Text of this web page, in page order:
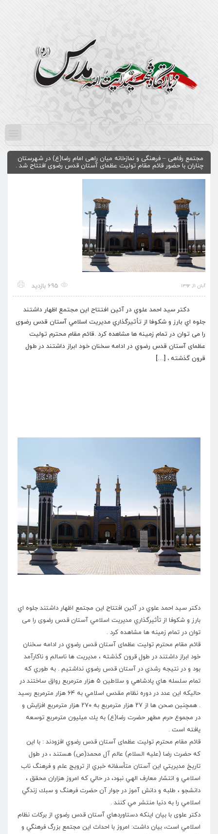
مجتمع رفاهی – فرهنگی و نمازخانه میان راهی امام رضا(ع) در شهرستان
چناران با حضور قائم مقام تولیت عظمای آستان قدس رضوی افتتاح شد .
آبان ۱۱, ۱۳۹۲ 695 بازدید
دكتر سيد احمد علوي در آئين افتتاح این مجتمع اظهار داشتند
جلوه اي بارز و شكوفا از تأثيرگذاري مديريت اسلامي آستان قدس رضوی
را می توان در تمام زمینه ها مشاهده كرد .قائم مقام محترم توليت
عظمای آستان قدس رضوي در ادامه سخنان خود ابراز داشتند در طول
قرون گذشته ، […]
دكتر سيد احمد علوي در آئين افتتاح این مجتمع اظهار داشتند جلوه اي
بارز و شكوفا از تأثيرگذاري مديريت اسلامي آستان قدس رضوی را می
توان در تمام زمینه ها مشاهده كرد .
قائم مقام محترم توليت عظمای آستان قدس رضوي در ادامه سخنان
خود ابراز داشتند در طول قرون گذشته ، مديريت ها ناسالم و ناكارآمد
بود و در نتيجه رشدي در آستان قدس رضوي نداشتيم . به طوري كه
تمام سلسله هاي پادشاهي و سلاطين ۵ هزار مترمربع رواق ساختند در
حاليكه اين عدد در دوره نظام مقدس اسلامي به ۶۴ هزار مترمربع رسيد
. همچنين صحن ها از ۲۷ هزار مترمربع به ۲۷۰ هزار مترمربع افزايش و
در مجموع حرم مطهر حضرت رضا(ع) به يك ميليون مترمربع توسعه
يافته است .
قائم مقام محترم توليت عظمای آستان قدس رضوي افزودند : با اين
كه حضرت رضا (عليه السلام) عالم آل محمد(ص) هستند ، در طول
تاريخ مديريتي اين آستان متأسفانه خبري از ترويج علم و فرهنگ ناب
اسلامي و انتشار معارف الهي نبود، در حالي كه امروز هزاران محقق ،
دانشجو ، طلبه و دانش آموز در جوار آن حضرت فرهنگ و سبك زندگي
اسلامي را به دنيا منتشر مي كنند .
دکتر علوی با بيان اينكه دستاوردهاي آستان قدس رضوي از بركات نظام
اسلامي است، بيان داشت: امروز با احداث اين مجتمع بزرگ فرهنگي و